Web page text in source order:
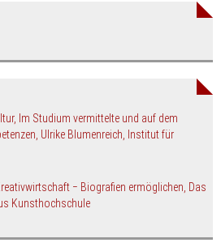
Im Studium vermittelte und auf dem
Ulrike Blumenreich, Institut für
− Biografien ermöglichen, Das
Kunsthochschule